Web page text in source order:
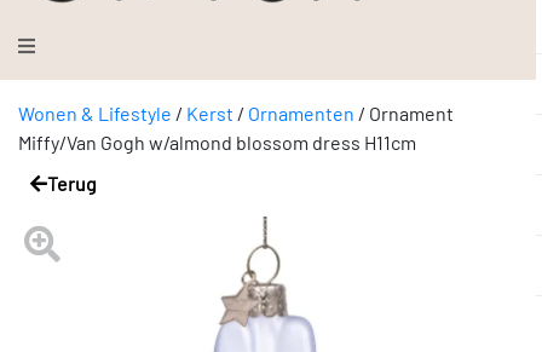
Wonen & Lifestyle / Kerst / Ornamenten / Ornament
Miffy/Van Gogh w/almond blossom dress H11cm
Terug